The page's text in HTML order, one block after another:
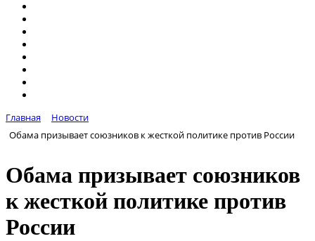
Главная
Новости
Обама призывает союзников к жесткой политике против России
Обама призывает союзников
к жесткой политике против
России